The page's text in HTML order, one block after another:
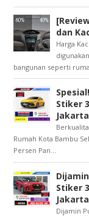
dan
Harga
bangunan seperti
Stiker
Rumah Kota Bambu
Persen Pan...
Stiker
Dijamin